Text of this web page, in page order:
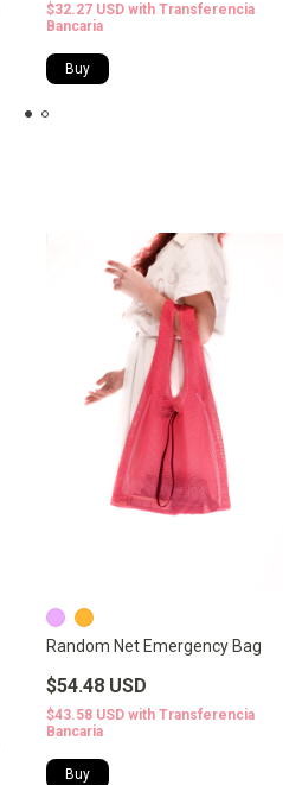
$32.27 USD with Transferencia
Bancaria
Buy
Random Net Emergency Bag
$54.48 USD
$43.58 USD with Transferencia
Bancaria
Buy